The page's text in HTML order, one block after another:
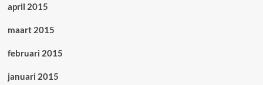
april 2015
maart 2015
februari 2015
januari 2015